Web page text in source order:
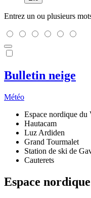
Entrez un ou plusieurs
Bulletin neige
Météo
Espace nordique du
Hautacam
Luz Ardiden
Grand Tourmalet
Station de ski de
Cauterets
Espace